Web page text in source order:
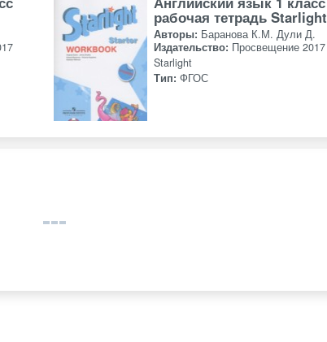
рабочая тетрадь Starlight
Авторы: Баранова К.М. Дули Д.
Издательство: Просвещение 2017
Starlight
Тип:ФГОС